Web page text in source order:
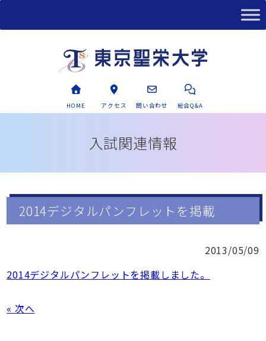
HOME アクセス 問い合わせ 総合Q&A
入試関連情報
2014デジタルパンフレットを掲載
2013/05/09
2014デジタルパンフレットを掲載しました。
« 次へ